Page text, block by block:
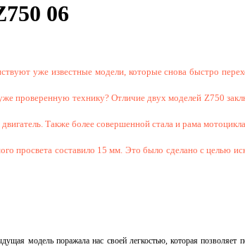
06
уже известные модели, которые снова быстро
проверенную технику? Отличие двух моделей Z750
Также более совершенной стала и рама
просвета составило 15 мм. Это было сделано с целью
модель поражала нас своей легкостью, которая